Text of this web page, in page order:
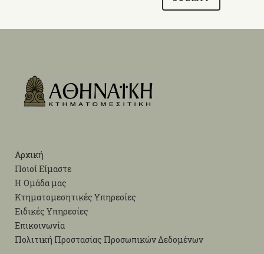
Αρχική
Ποιοί Είμαστε
Η Ομάδα μας
Κτηματομεσητικές Υπηρεσίες
Ειδικές Υπηρεσίες
Επικοινωνία
Πολιτική Προστασίας Προσωπικών Δεδομένων